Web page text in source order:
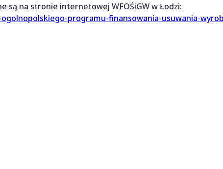
są na stronie internetowej WFOŚiGW w Łodzi:
programu-finansowania-usuwania-